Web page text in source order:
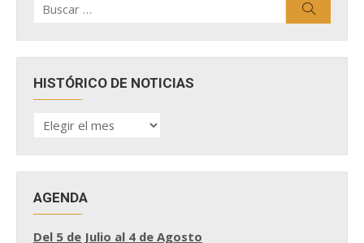
por:
HISTÓRICO DE NOTICIAS
HISTÓRICO
DE
AGENDA
Del 5 de Julio al 4 de Agosto